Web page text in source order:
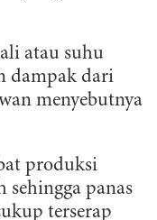
atau suhu
dampak dari
menyebutnya
produksi
sehingga panas
terserap